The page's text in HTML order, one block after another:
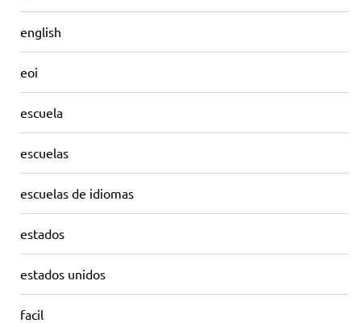
english
eoi
escuela
escuelas
escuelas de idiomas
estados
estados unidos
facil